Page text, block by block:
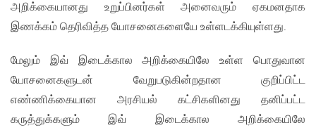
அறிக்கையானது உறுப்பினர்கள் அனைவரும் ஏகமனதாக
இணக்கம் தெரிவித்த யோசனைகளையே உள்ளடக்கியுள்ளது.​
மேலும் இவ் இடைக்கால அறிக்கையிலே உள்ள பொதுவான
யோசனைகளுடன் வேறுபடுகின்றதான குறிப்பிட்ட
எண்ணிக்கையான அரசியல் கட்சிகளினது தனிப்பட்ட
கருத்துக்களும் இவ் இடைக்கால அறிக்கையிலே